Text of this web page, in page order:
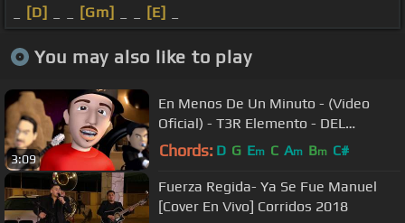
[D] [Gm] [E]
You may also like to play
3:09
En Menos De Un Minuto - (Video
Oficial) - T3R Elemento - DEL
Records 2018
Chords: D G Em C Am Bm C#
Fuerza Regida- Ya Se Fue Manuel
[Cover En Vivo] Corridos 2018